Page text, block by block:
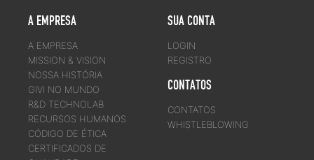
A EMPRESA
A EMPRESA
MISSION & VISION
NOSSA HISTÓRIA
GIVI NO MUNDO
R&D TECHNOLAB
RECURSOS HUMANOS
CÓDIGO DE ÉTICA
CERTIFICADOS DE
SUA CONTA
LOGIN
REGISTRO
CONTATOS
CONTATOS
WHISTLEBLOWING